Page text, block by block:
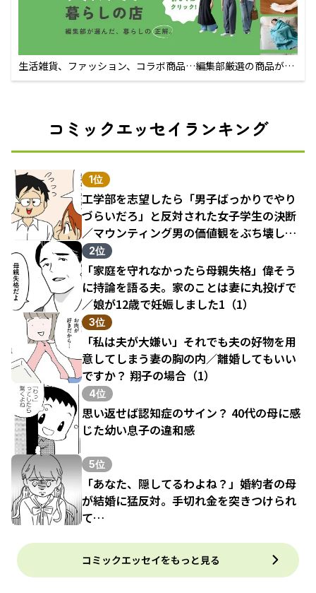
生活雑貨、ファッション、コラボ商品…編集部厳選の商品が買
えるECサイト
コミックエッセイランキング
1位
工学部を志望したら「男子ばっかりでやり
づらいだろ」と反対された女子学生の決断
／マウンティング男の価値観をぶち壊した
結果（1）
2位
「家庭を守れなかったら母親失格」偉そう
に持論を語る夫。家のことは妻に丸投げで
／娘が12歳で妊娠しました1（1）
3位
「私は夫が大嫌い」それでも夫の好物を用
意してしまう妻の胸の内／離婚してもいい
ですか？ 翔子の場合（1）
4位
思い返せば認知症のサイン？ 40代の母に感
じた幼い息子の違和感
5位
「あなた、隠してるわよね？」婚約者の母
が結婚に猛反対。手切れ金を突きつけられ
て…
コミックエッセイをもっと見る